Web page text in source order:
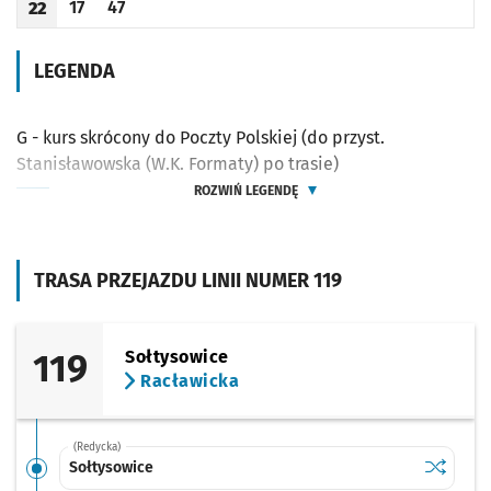
TRASA PRZEJAZDU LINII NUMER 119
119
Sołtysowice
Racławicka
(Redycka)
Sołtysowice Sprawdź
Godzina odjazdu
22
Odjazd
17
minut po godzinie 22
Odjazd
47
minut po godzinie 22
LEGENDA
G - kurs skrócony do Poczty Polskiej (do przyst.
Stanisławowska (W.K. Formaty) po trasie)
ROZWIŃ LEGENDĘ